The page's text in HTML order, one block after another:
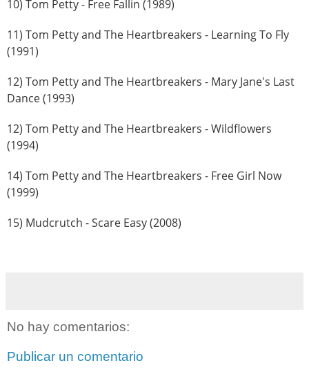
10) Tom Petty - Free Fallin (1989)
11) Tom Petty and The Heartbreakers - Learning To Fly
(1991)
12) Tom Petty and The Heartbreakers - Mary Jane's Last
Dance (1993)
12) Tom Petty and The Heartbreakers - Wildflowers
(1994)
14) Tom Petty and The Heartbreakers - Free Girl Now
(1999)
15) Mudcrutch - Scare Easy (2008)
No hay comentarios:
Publicar un comentario